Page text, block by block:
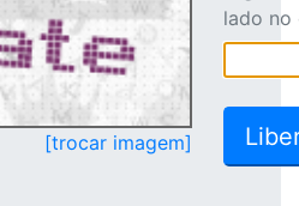
[trocar imagem]
lado no